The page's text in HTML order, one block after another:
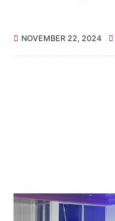
NOVEMBER 22, 2024